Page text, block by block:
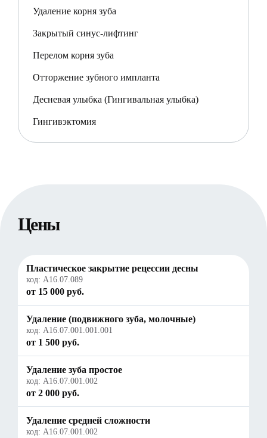
Удаление корня зуба
Закрытый синус-лифтинг
Перелом корня зуба
Отторжение зубного импланта
Десневая улыбка (Гингивальная улыбка)
Гингивэктомия
Цены
Пластическое закрытие рецессии десны
код: A16.07.089
от 15 000 руб.
Удаление (подвижного зуба, молочные)
код: A16.07.001.001.001
от 1 500 руб.
Удаление зуба простое
код: А16.07.001.002
от 2 000 руб.
Удаление средней сложности
код: А16.07.001.002